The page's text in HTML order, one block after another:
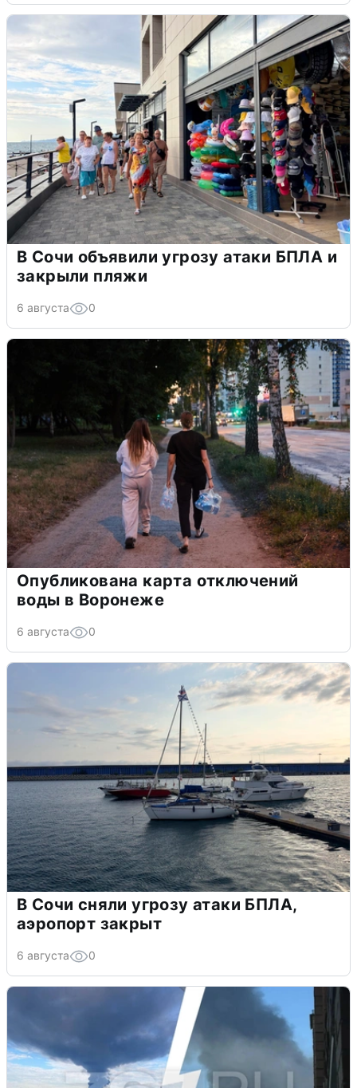
В Сочи объявили угрозу атаки БПЛА и
закрыли пляжи
6 августа 0
Опубликована карта отключений
воды в Воронеже
6 августа 0
В Сочи сняли угрозу атаки БПЛА,
аэропорт закрыт
6 августа 0